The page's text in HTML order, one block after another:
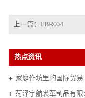
上一篇： FBR004
热点资讯
家庭作坊里的国际贸易
菏泽宇航裘革制品有